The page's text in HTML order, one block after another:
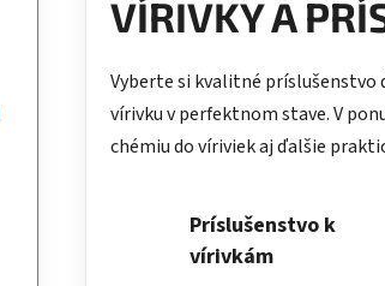
VÍRIVKY A
Vyberte si kvalitné
vírivku v perfektnom stave. V
chémiu do víriviek aj ďalšie
Príslušenstvo k
vírivkám